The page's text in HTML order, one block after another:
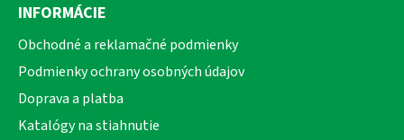
INFORMÁCIE
Obchodné a reklamačné podmienky
Podmienky ochrany osobných údajov
Doprava a platba
Katalógy na stiahnutie